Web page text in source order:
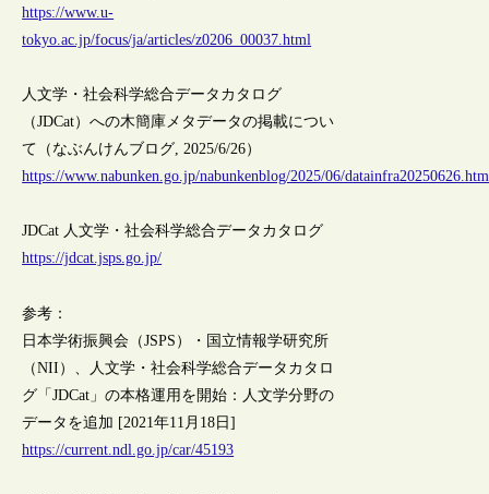
https://www.u-
tokyo.ac.jp/focus/ja/articles/z0206_00037.html
人文学・社会科学総合データカタログ
（JDCat）への木簡庫メタデータの掲載につい
て（なぶんけんブログ, 2025/6/26）
https://www.nabunken.go.jp/nabunkenblog/2025/06/
JDCat 人文学・社会科学総合データカタログ
https://jdcat.jsps.go.jp/
参考：
日本学術振興会（JSPS）・国立情報学研究所
（NII）、人文学・社会科学総合データカタロ
グ「JDCat」の本格運用を開始：人文学分野の
データを追加 [2021年11月18日]
https://current.ndl.go.jp/car/45193